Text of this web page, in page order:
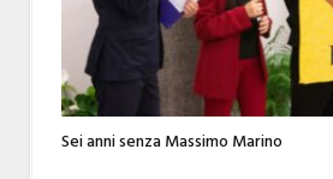
Sei anni senza Massimo Marino